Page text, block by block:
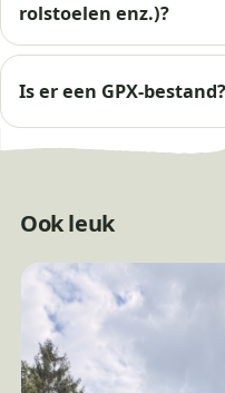
rolstoelen enz.)?
Is er een GPX-bestand?
Ook leuk